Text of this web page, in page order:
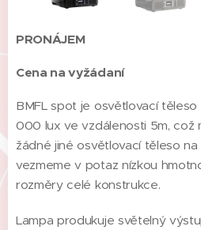
PRONÁJEM
Cena na vyžádaní
BMFL spot je osvětlovací
000 lux ve vzdálenosti 5m, což
žádné jiné osvětlovací těleso
vezmeme v potaz nízkou
rozměry celé konstrukce.
Lampa produkuje světelný